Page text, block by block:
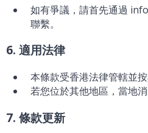
如有爭議，請首先通過
聯繫。
6. 適用法律
本條款受香港法律管轄並按
若您位於其他地區，當地
7. 條款更新